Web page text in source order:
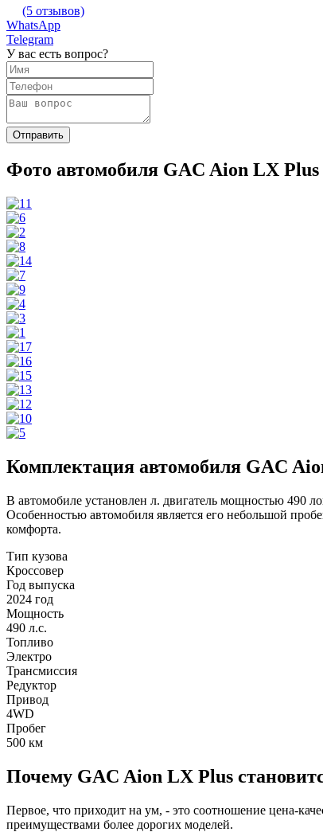
(5 отзывов)
WhatsApp
Telegram
У вас есть вопрос?
Фото автомобиля GAC Aion LX Plus
Комплектация автомобиля GAC
В автомобиле установлен л. двигатель мощностью 490
Особенностью автомобиля является его небольшой
комфорта.
Тип кузова
Кроссовер
Год выпуска
2024 год
Мощность
490 л.с.
Топливо
Электро
Трансмиссия
Редуктор
Привод
4WD
Пробег
500 км
Почему GAC Aion LX Plus
Первое, что приходит на ум, - это соотношение цена-
преимуществами более дорогих моделей.